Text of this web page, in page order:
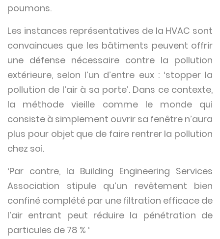
poumons.
Les instances représentatives de la HVAC sont
convaincues que les bâtiments peuvent offrir
une défense nécessaire contre la pollution
extérieure, selon l’un d’entre eux : ‘stopper la
pollution de l’air à sa porte’. Dans ce contexte,
la méthode vieille comme le monde qui
consiste à simplement ouvrir sa fenêtre n’aura
plus pour objet que de faire rentrer la pollution
chez soi.
‘Par contre, la Building Engineering Services
Association stipule qu’un revêtement bien
confiné complété par une filtration efficace de
l’air entrant peut réduire la pénétration de
particules de 78 % ‘